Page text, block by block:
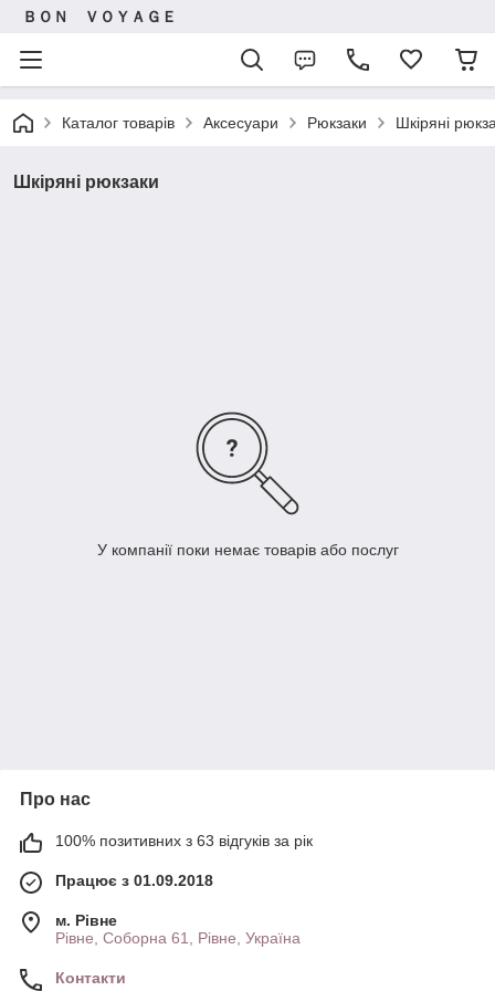
ＢＯＮ ＶＯＹＡＧＥ
Каталог товарів Аксесуари Рюкзаки Шкіряні
Шкіряні рюкзаки
У компанії поки немає товарів або послуг
Про нас
100% позитивних з 63 відгуків за рік
Працює з 01.09.2018
м. Рівне
Рівне, Соборна 61, Рівне, Україна
Контакти